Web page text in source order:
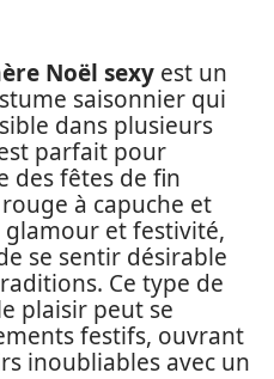
Noël sexy est un
saisonnier qui
dans plusieurs
parfait pour
des fêtes de fin
rouge à capuche et
glamour et festivité,
se sentir désirable
Ce type de
plaisir peut se
festifs, ouvrant
inoubliables avec un